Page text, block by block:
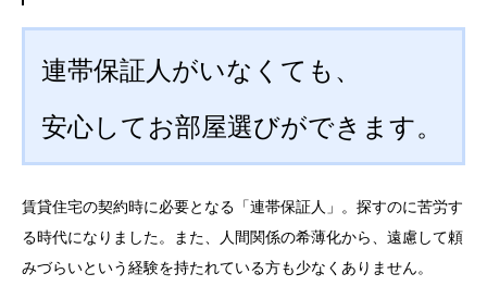
連帯保証人がいなくても、
安心してお部屋選びができます。
賃貸住宅の契約時に必要となる「連帯保証人」。探すのに苦労す
る時代になりました。また、人間関係の希薄化から、遠慮して頼
みづらいという経験を持たれている方も少なくありません。